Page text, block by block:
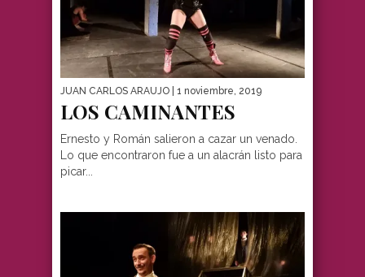
JUAN CARLOS ARAUJO | 1 noviembre, 2019
LOS CAMINANTES
Ernesto y Román salieron a cazar un venado.
Lo que encontraron fue a un alacrán listo para
picar...